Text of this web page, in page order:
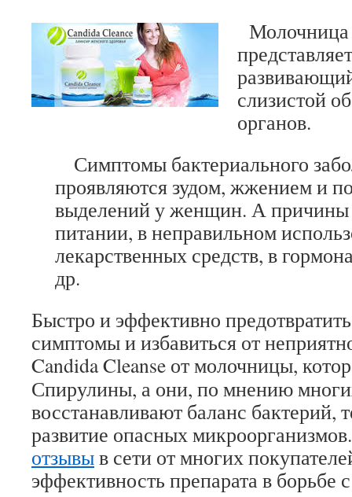
Молочница
слизистой
органов.
Симптомы бактериального
проявляются зудом, жжением и
выделений у женщин. А причины
питании, в неправильном
лекарственных средств, в
др.
Быстро и эффективно
симптомы и избавиться от
Candida Cleanse от молочницы,
Спирулины, а они, по мнению
восстанавливают баланс
развитие опасных
отзывыв сети от многих
эффективность препарата в борьбе